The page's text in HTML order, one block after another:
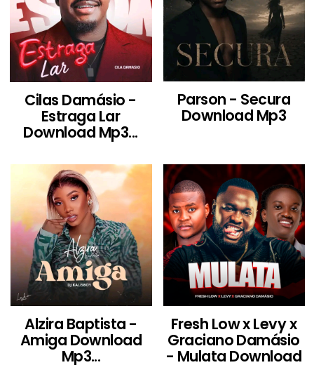
Cilas Damásio -
Estraga Lar
Download Mp3...
Parson - Secura
Download Mp3
Alzira Baptista -
Amiga Download
Mp3...
Fresh Low x Levy x
Graciano Damásio
- Mulata Download